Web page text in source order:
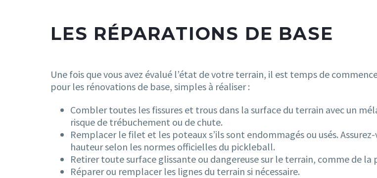
LES RÉPARATIONS DE BASE
Une fois que vous avez évalué l’état de votre terrain, il est temps de
pour les rénovations de base, simples à réaliser :
Combler toutes les fissures et trous dans la surface du terrain avec un
risque de trébuchement ou de chute.
Remplacer le filet et les poteaux s’ils sont endommagés ou usés.
hauteur selon les normes officielles du pickleball.
Retirer toute surface glissante ou dangereuse sur le terrain, comme de la
Réparer ou remplacer les lignes du terrain si nécessaire.